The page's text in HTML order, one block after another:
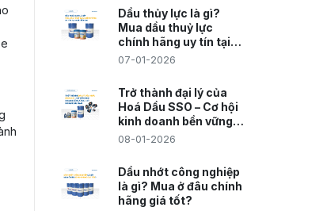
Dầu thủy lực là gì?
Mua dầu thuỷ lực
chính hãng uy tín tại
Hoá Dầu SSO
07-01-2026
Trở thành đại lý của
Hoá Dầu SSO – Cơ hội
kinh doanh bền vững,
lợi nhuận dài hạn
08-01-2026
Dầu nhớt công nghiệp
là gì? Mua ở đâu chính
hãng giá tốt?